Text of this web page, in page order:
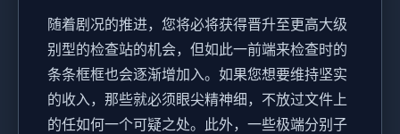
随着剧况的推进，您将必将获得晋升至更高大级
别型的检查站的机会，但如此一前端来检查时的
条条框框也会逐渐增加入。如果您想要维持坚实
的收入，那些就必须眼尖精神细，不放过文件上
的任如何一个可疑之处。此外，一些极端分别子